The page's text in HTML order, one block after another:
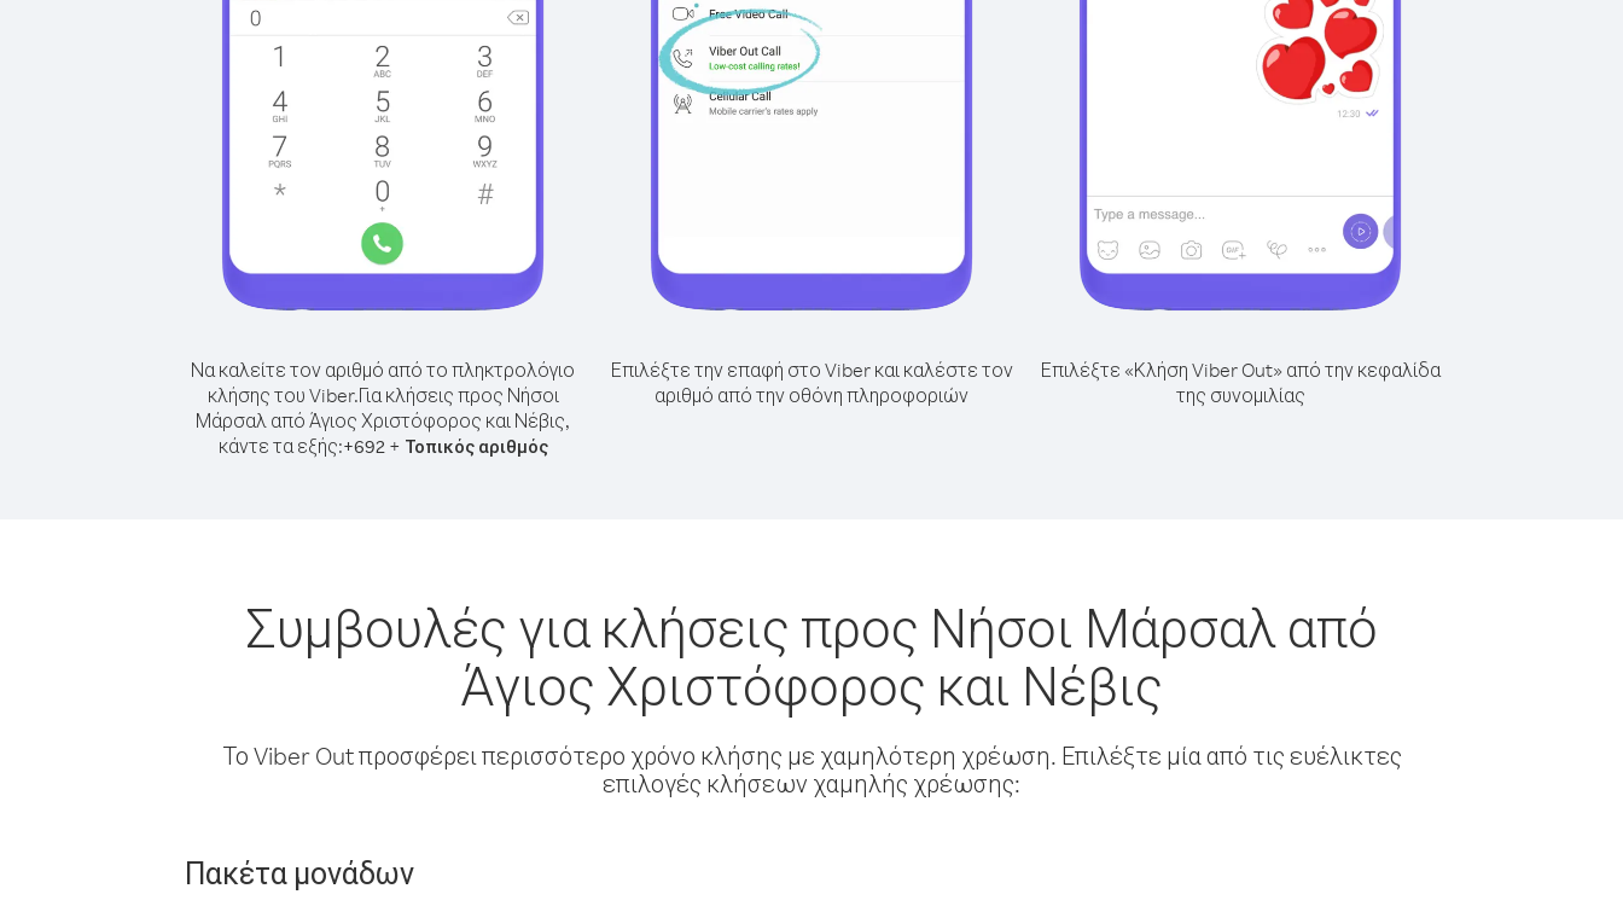
Να καλείτε τον αριθμό από το πληκτρολόγιο
κλήσης του Viber.Για κλήσεις προς Νήσοι
Μάρσαλ από Άγιος Χριστόφορος και Νέβις,
κάντε τα εξής:+692+ Τοπικός αριθμός
Επιλέξτε την επαφή στο Viber και καλέστε τον
αριθμό από την οθόνη πληροφοριών
Επιλέξτε «Κλήση Viber Out» από την κεφαλίδα
της συνομιλίας
Συμβουλές για κλήσεις προς Νήσοι Μάρσαλ από
Άγιος Χριστόφορος και Νέβις
Το Viber Out προσφέρει περισσότερο χρόνο κλήσης με χαμηλότερη χρέωση. Επιλέξτε μία από τις ευέλικτες
επιλογές κλήσεων χαμηλής χρέωσης:
Πακέτα μονάδων